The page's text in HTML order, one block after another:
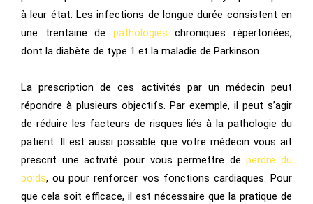
à leur état. Les infections de longue durée consistent en
une trentaine de pathologies chroniques répertoriées,
dont la diabète de type 1 et la maladie de Parkinson.
La prescription de ces activités par un médecin peut
répondre à plusieurs objectifs. Par exemple, il peut s’agir
de réduire les facteurs de risques liés à la pathologie du
patient. Il est aussi possible que votre médecin vous ait
prescrit une activité pour vous permettre deperdre du
poids, ou pour renforcer vos fonctions cardiaques. Pour
que cela soit efficace, il est nécessaire que la pratique de